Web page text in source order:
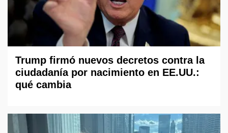
Trump firmó nuevos decretos contra la
ciudadanía por nacimiento en EE.UU.:
qué cambia